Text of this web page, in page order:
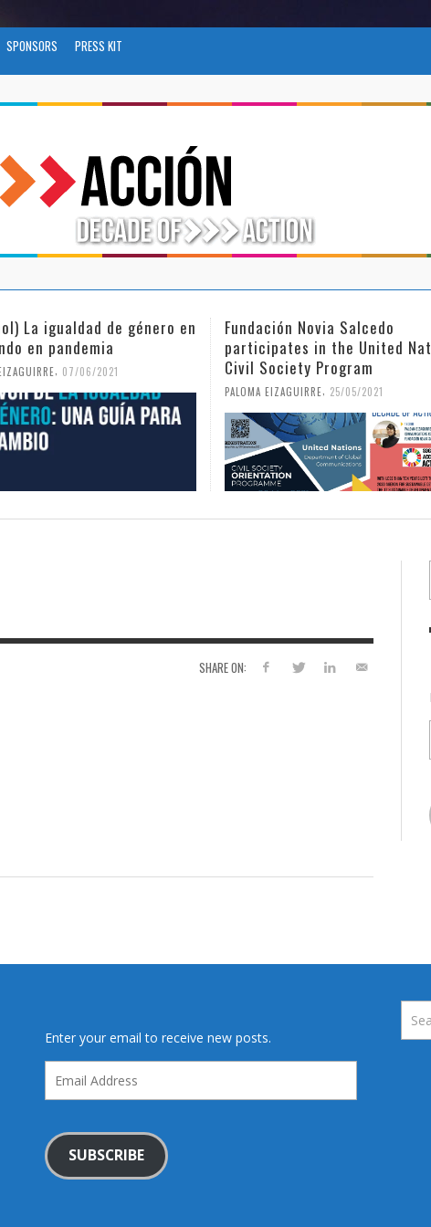
SPONSORS PRESS KIT
La igualdad de género en
en pandemia
07/06/2021
Fundación Novia Salcedo
participates in the United
Civil Society Program
PALOMA EIZAGUIRRE 25/05/2021
SHARE ON:
Enter your email to receive new posts.
Address
SUBSCRIBE